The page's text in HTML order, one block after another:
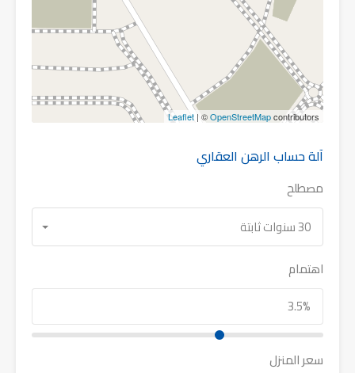
Leaflet | ©OpenStreetMapcontributors
آلة حساب الرهن العقاري
مصطلح
30 سنوات ثابتة
اهتمام
سعر المنزل